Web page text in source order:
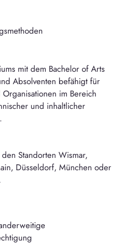
mit dem Bachelor of Arts
Absolventen befähigt für
im Bereich
und inhaltlicher
Standorten Wismar,
Düsseldorf, München oder